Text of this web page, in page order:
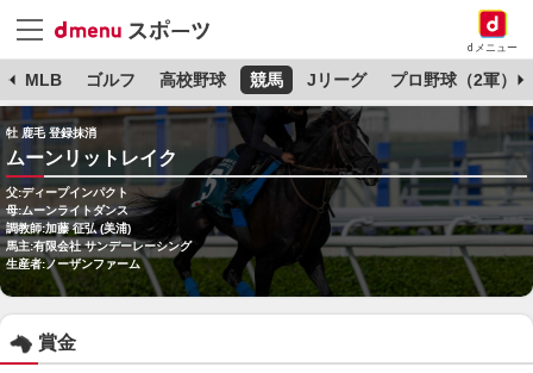
dメニュー
MLB ゴルフ 高校野球 競馬 Jリーグ プロ野球（2軍）
牡 鹿毛 登録抹消
ムーンリットレイク
父:ディープインパクト
母:ムーンライトダンス
調教師:加藤 征弘 (美浦)
馬主:有限会社 サンデーレーシング
生産者:ノーザンファーム
賞金